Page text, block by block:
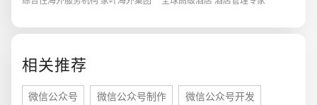
相关推荐
微信公众号 微信公众号制作 微信公众号开发